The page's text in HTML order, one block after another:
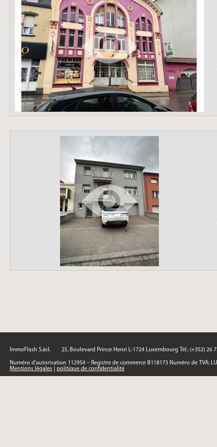
ImmoFlash S.àr.l. 25, Boulevard Prince Henri L-1724 Luxembourg Tél.: (+352) 26
Numéro d’autorisation 112954 – Registre de commerce B118173 Numéro de TVA:
Mentions légales
politique de confidentialité